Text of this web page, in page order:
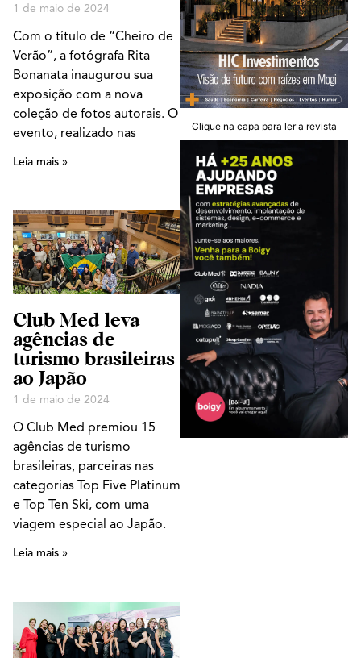
1 de maio de 2024
Com o título de “Cheiro de
Verão”, a fotógrafa Rita
Bonanata inaugurou sua
exposição com a nova
coleção de fotos autorais. O
evento, realizado nas
Leia mais »
Club Med leva
agências de
turismo brasileiras
ao Japão
1 de maio de 2024
O Club Med premiou 15
agências de turismo
brasileiras, parceiras nas
categorias Top Five Platinum
e Top Ten Ski, com uma
viagem especial ao Japão.
Leia mais »
Clique na capa para ler a revista